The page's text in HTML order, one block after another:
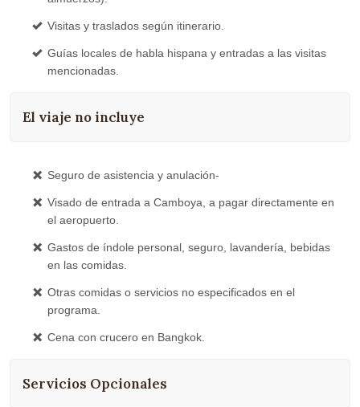
Visitas y traslados según itinerario.
Guías locales de habla hispana y entradas a las visitas
mencionadas.
El viaje no incluye
Seguro de asistencia y anulación-
Visado de entrada a Camboya, a pagar directamente en
el aeropuerto.
Gastos de índole personal, seguro, lavandería, bebidas
en las comidas.
Otras comidas o servicios no especificados en el
programa.
Cena con crucero en Bangkok.
Servicios Opcionales